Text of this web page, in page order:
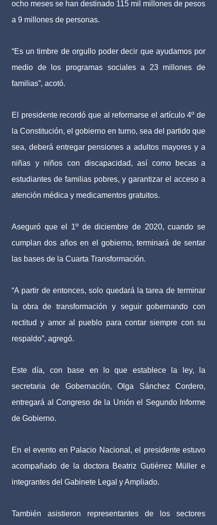
ocho meses se han destinado 115 mil millones de pesos
a 9 millones de personas.
“Es un timbre de orgullo poder decir que ayudamos por
medio de los programas sociales a 23 millones de
familias”, acotó.
El presidente recordó que al reformarse el artículo 4º de
la Constitución, el gobierno en turno, sea del partido que
sea, deberá entregar pensiones a adultos mayores y a
niñas y niños con discapacidad, así como becas a
estudiantes de familias pobres, y garantizar el acceso a
atención médica y medicamentos gratuitos.
Aseguró que el 1º de diciembre de 2020, cuando se
cumplan dos años en el gobierno, terminará de sentar
las bases de la Cuarta Transformación.
“A partir de entonces, solo quedará la tarea de terminar
la obra de transformación y seguir gobernando con
rectitud y amor al pueblo para contar siempre con su
respaldo”, agregó.
Este día, con base en lo que establece la ley, la
secretaria de Gobernación, Olga Sánchez Cordero,
entregará al Congreso de la Unión el Segundo Informe
de Gobierno.
En el evento en Palacio Nacional, el presidente estuvo
acompañado de la doctora Beatriz Gutiérrez Müller e
integrantes del Gabinete Legal y Ampliado.
También asistieron representantes de los sectores